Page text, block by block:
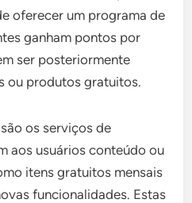
oferecer um programa de
ganham pontos por
ser posteriormente
ou produtos gratuitos.
os serviços de
aos usuários conteúdo ou
itens gratuitos mensais
funcionalidades. Estas